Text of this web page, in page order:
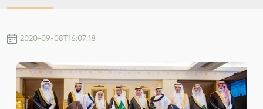
2020-09-08T16:07:18